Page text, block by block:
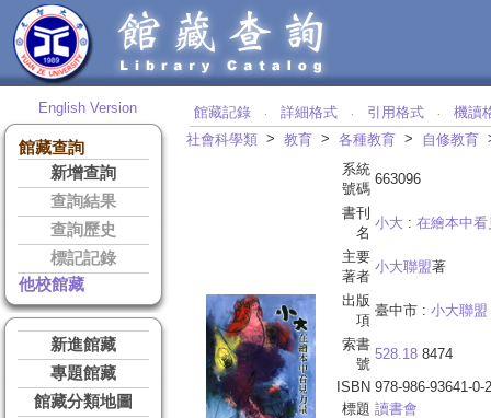
English Version
館藏查詢
新增查詢
查詢結果
查詢歷史
標記記錄
他校館藏
新進館藏
專題館藏
館藏分類地圖
館藏記錄 ‧ 詳細格式 ‧ 引用格式 ‧
機讀
社會科學類 > 教育 > 各種教育 > 自修教育
系統
號碼
663096
書刊
名
小大 : 在繪本中看
主要
著者
小大聯盟著
出版
項
臺中市 : 小大聯盟
索書
號
528.18 8474
ISBN 978-986-93641-0-2
標題 讀書會